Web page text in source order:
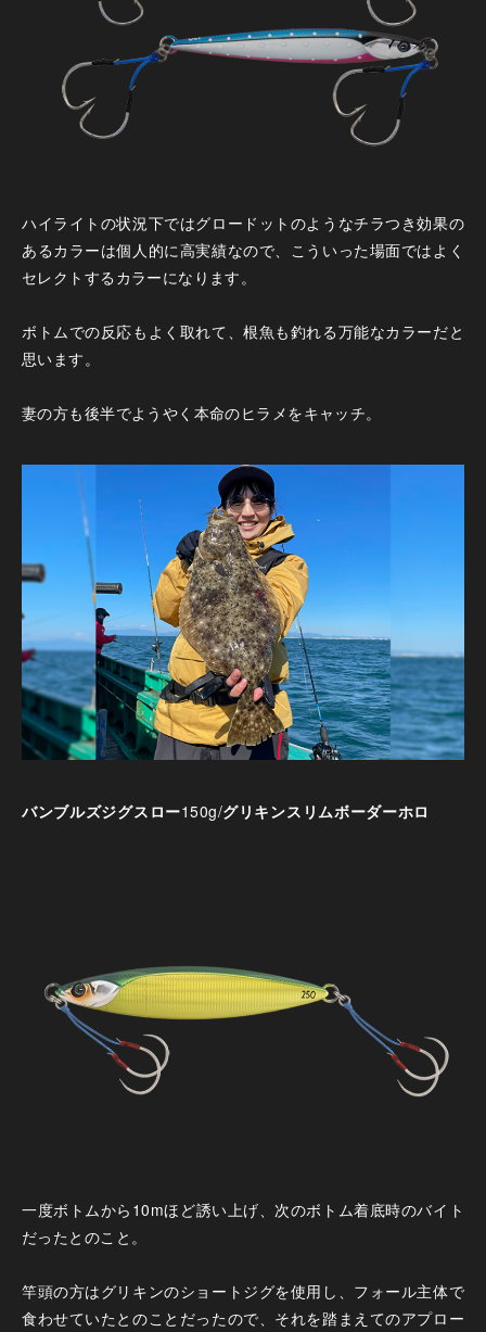
ハイライトの状況下ではグロードットのようなチラつき効果の
あるカラーは個人的に高実績なので、こういった場面ではよく
セレクトするカラーになります。
ボトムでの反応もよく取れて、根魚も釣れる万能なカラーだと
思います。
妻の方も後半でようやく本命のヒラメをキャッチ。
バンブルズジグスロー150g/グリキンスリムボーダーホロ
一度ボトムから10mほど誘い上げ、次のボトム着底時のバイト
だったとのこと。
竿頭の方はグリキンのショートジグを使用し、フォール主体で
食わせていたとのことだったので、それを踏まえてのアプロー